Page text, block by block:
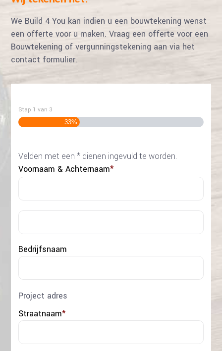
We Build 4 You kan indien u een bouwtekening wenst
een offerte voor u maken. Vraag een offerte voor een
Bouwtekening of vergunningstekening aan via het
contact formulier.
Stap 1 van 3
33%
Velden met een * dienen ingevuld te worden.
Voornaam & Achternaam*
Bedrijfsnaam
Project adres
Straatnaam*